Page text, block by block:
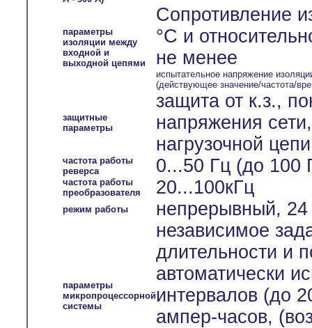
параметры
изоляции между
входной и
выходной цепями
Сопротивление
°С и
не менее
испытательное напряжение
(действующее значение/частота/
защитные
параметры
защита от к.з.,
напряжения
нагрузочной
частота работы
реверса
0...50 Гц (до 100
частота работы
преобразователя
20...100кГц
режим работы непрерывный, 24
параметры
микропроцессорной
системы
независимое
длительности и
автоматически
интервалов (до
ампер-часов,